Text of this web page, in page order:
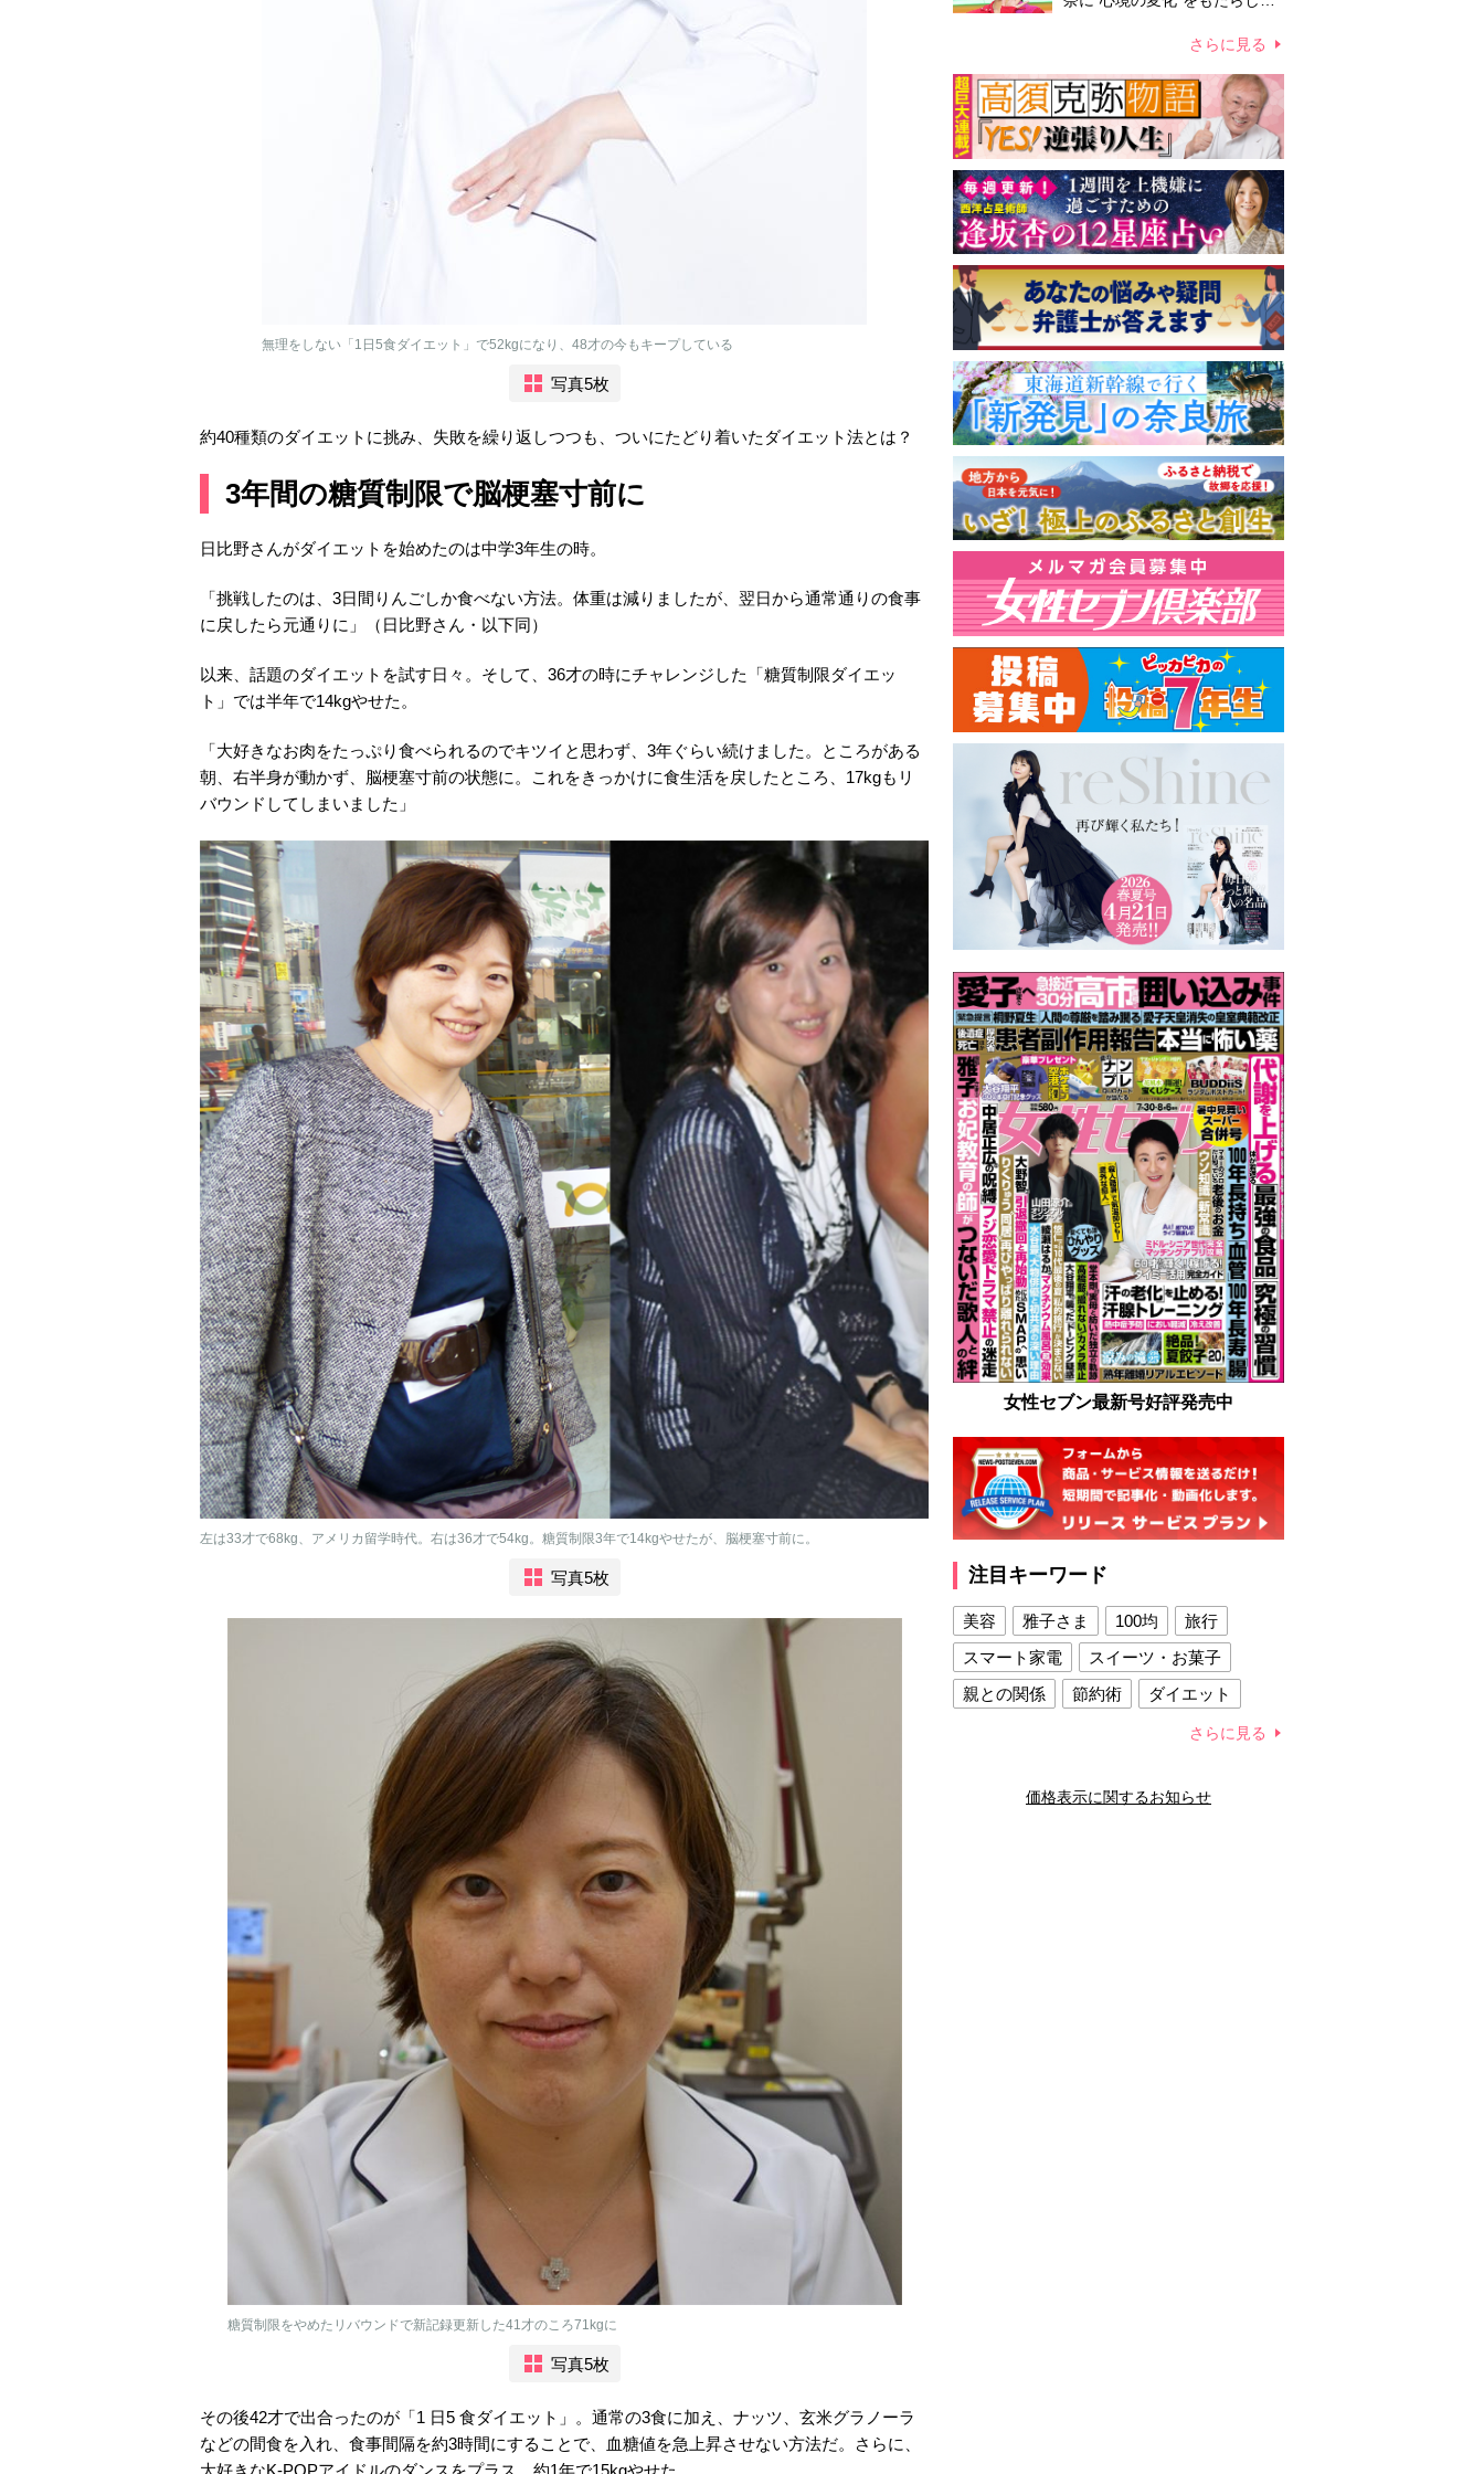
無理をしない「1日5食ダイエット」で52kgになり、48才の今もキープしている
写真5枚
約40種類のダイエットに挑み、失敗を繰り返しつつも、ついにたどり着いたダイエット法とは？
3年間の糖質制限で脳梗塞寸前に
日比野さんがダイエットを始めたのは中学3年生の時。
「挑戦したのは、3日間りんごしか食べない方法。体重は減りましたが、翌日から通常通りの食事
に戻したら元通りに」（日比野さん・以下同）
以来、話題のダイエットを試す日々。そして、36才の時にチャレンジした「糖質制限ダイエッ
ト」では半年で14kgやせた。
「大好きなお肉をたっぷり食べられるのでキツイと思わず、3年ぐらい続けました。ところがある
朝、右半身が動かず、脳梗塞寸前の状態に。これをきっかけに食生活を戻したところ、17kgもリ
バウンドしてしまいました」
左は33才で68kg、アメリカ留学時代。右は36才で54kg。糖質制限3年で14kgやせたが、脳梗塞寸前に。
写真5枚
糖質制限をやめたリバウンドで新記録更新した41才のころ71kgに
写真5枚
その後42才で出合ったのが「1 日5 食ダイエット」。通常の3食に加え、ナッツ、玄米グラノーラ
などの間食を入れ、食事間隔を約3時間にすることで、血糖値を急上昇させない方法だ。さらに、
って「がんに蝕まれる母」を演
さらに見る
女性セブン最新号好評発売中
注目キーワード
美容 雅子さま 100均
旅行
スマート家電
スイーツ・お菓子
親との関係
節約術
ダイエット
夫との関係
新津春子 どか食い
さらに見る
価格表示に関するお知らせ